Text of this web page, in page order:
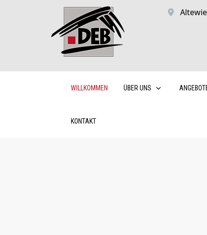
WILLKOMMEN ÜBER UNS
KONTAKT